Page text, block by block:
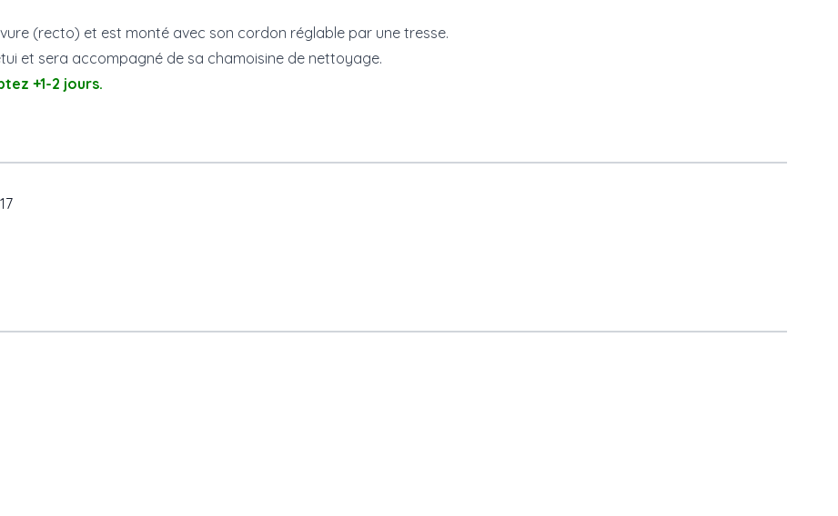
(recto) et est monté avec son cordon réglable par une tresse.
et sera accompagné de sa chamoisine de nettoyage.
+1-2 jours.